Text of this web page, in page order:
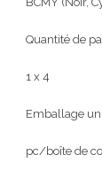
Quantité de
1 x 4
Emballage
pc/boîte de